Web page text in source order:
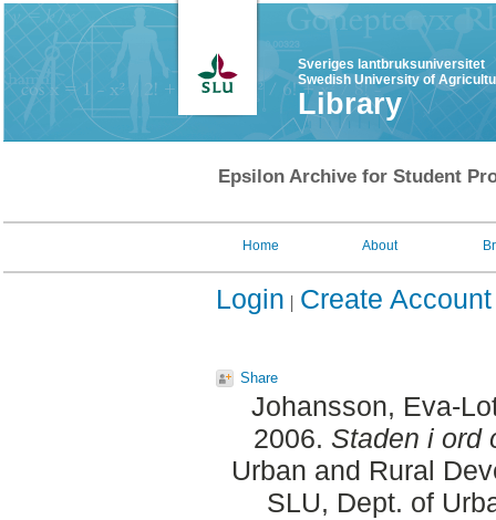
Sveriges lantbruksuniversitet
Swedish University of
Library
Epsilon Archive for Student
Home About
Login Create Account
Share
Johansson, Eva-
2006. Staden i ord
Urban and Rural
SLU, Dept. of